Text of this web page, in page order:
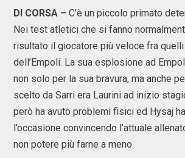
DI CORSA – C’è un piccolo primato
Nei test atletici che si fanno
risultato il giocatore più veloce fra
dell’Empoli. La sua esplosione ad
non solo per la sua bravura, ma anche
scelto da Sarri era Laurini ad inizio
però ha avuto problemi fisici ed Hysaj
l’occasione convincendo l’attuale
non potere più farne a meno.